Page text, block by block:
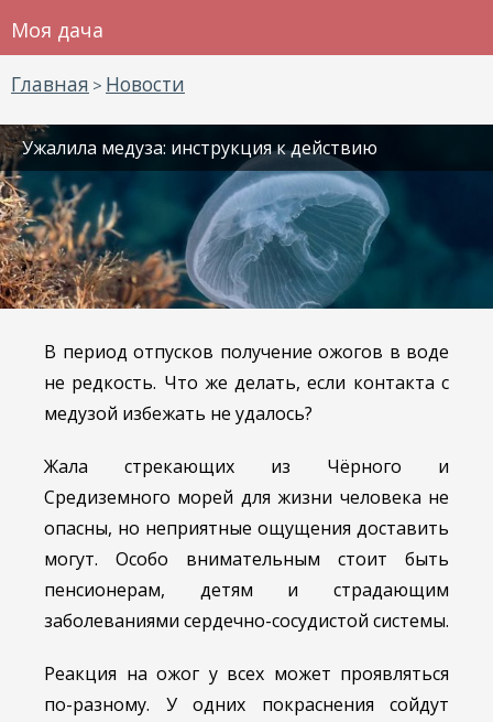
Моя дача
Главная > Новости
Ужалила медуза: инструкция к действию
В период отпусков получение ожогов в воде
не редкость. Что же делать, если контакта с
медузой избежать не удалось?
Жала стрекающих из Чёрного и
Средиземного морей для жизни человека не
опасны, но неприятные ощущения доставить
могут. Особо внимательным стоит быть
пенсионерам, детям и страдающим
заболеваниями сердечно-сосудистой системы.
Реакция на ожог у всех может проявляться
по-разному. У одних покраснения сойдут